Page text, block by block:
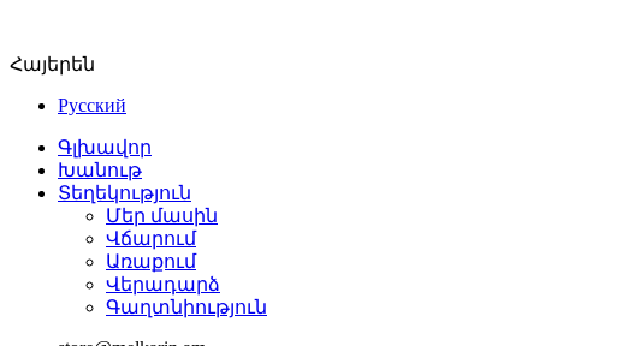
Հայերեն
Русский
Գլխավոր
Խանութ
Տեղեկություն
Մեր մասին
Վճարում
Առաքում
Վերադարձ
Գաղտնիություն